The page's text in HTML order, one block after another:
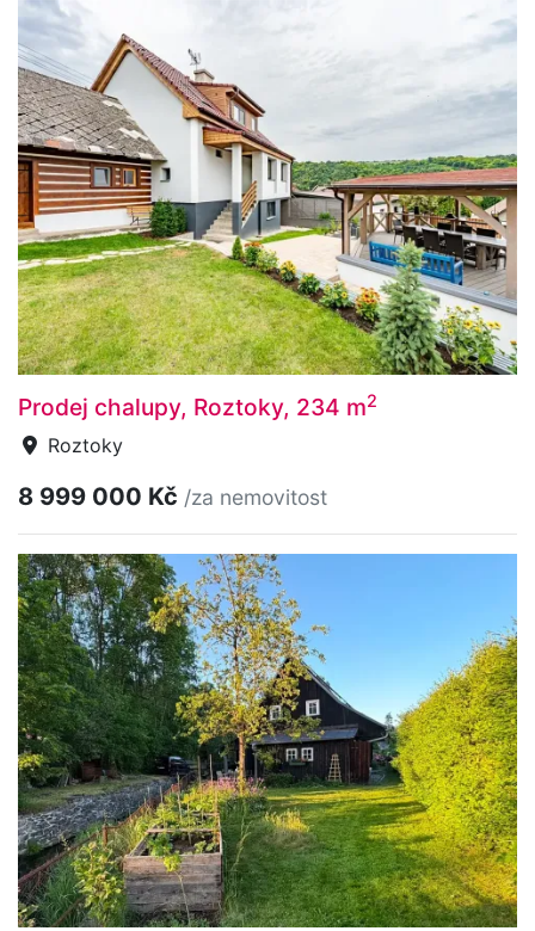
Prodej chalupy, Roztoky, 234 m2
Roztoky
8 999 000 Kč /za nemovitost